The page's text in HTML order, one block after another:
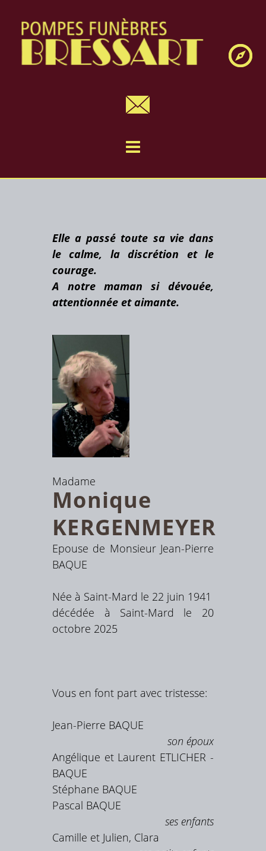
Elle a passé toute sa vie dans
le calme, la discrétion et le
courage.
A notre maman si dévouée,
attentionnée et aimante.
Madame
Monique
KERGENMEYER
Epouse de Monsieur Jean-Pierre
BAQUE
Née à Saint-Mard le 22 juin 1941
décédée à Saint-Mard le 20
octobre 2025
Vous en font part avec tristesse:
Jean-Pierre BAQUE
son époux
Angélique et Laurent ETLICHER -
BAQUE
Stéphane BAQUE
Pascal BAQUE
ses enfants
Camille et Julien, Clara